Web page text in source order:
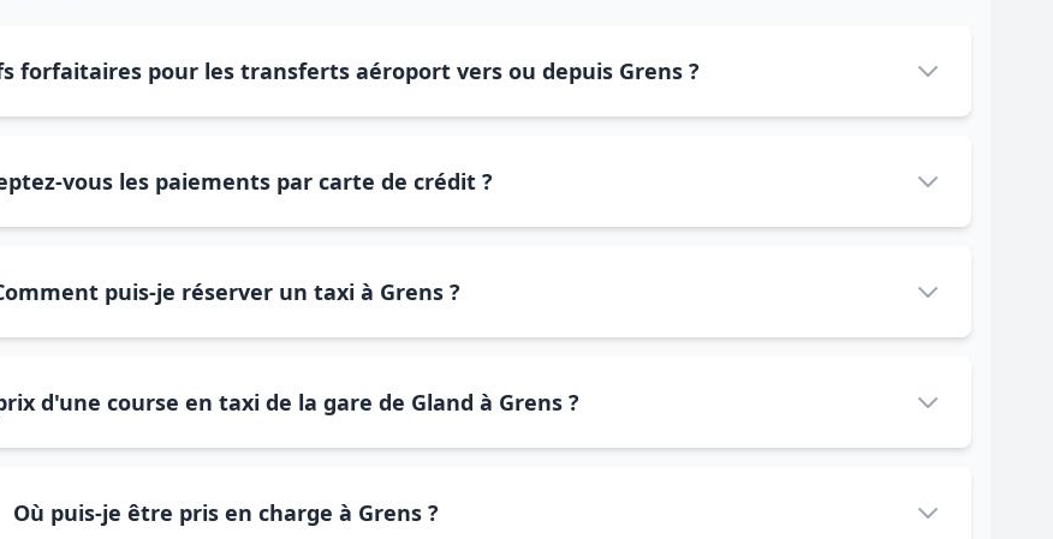
forfaitaires pour les transferts aéroport vers ou depuis Grens ?
vous les paiements par carte de crédit ?
puis-je réserver un taxi à Grens ?
d'une course en taxi de la gare de Gland à Grens ?
Où puis-je être pris en charge à Grens ?